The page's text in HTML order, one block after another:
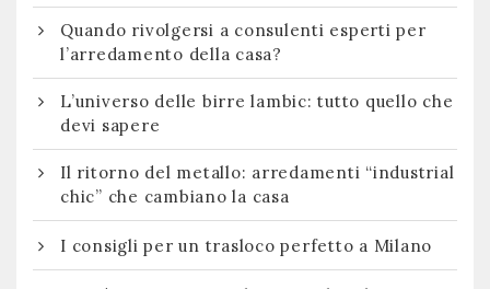
Quando rivolgersi a consulenti esperti per
l’arredamento della casa?
L’universo delle birre lambic: tutto quello che
devi sapere
Il ritorno del metallo: arredamenti “industrial
chic” che cambiano la casa
I consigli per un trasloco perfetto a Milano